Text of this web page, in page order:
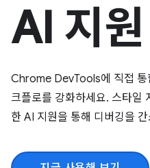
AI 지원
Chrome DevTools에 직접 통
크플로를 강화하세요. 스타일
한 AI 지원을 통해 디버깅을